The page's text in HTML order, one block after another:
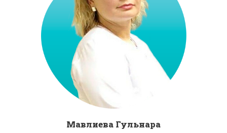
Мавлиева Гульнара